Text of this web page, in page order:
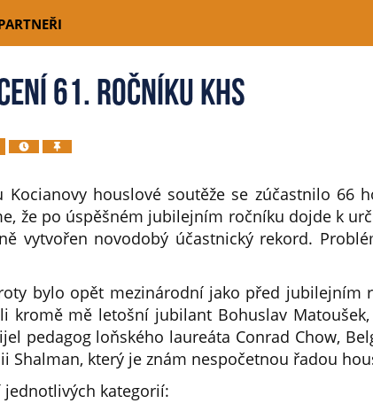
61. ročníku KHS
Kocianovy houslové soutěže se zúčastnilo 66
že po úspěšném jubilejním ročníku dojde k
vytvořen novodobý účastnický rekord.
bylo opět mezinárodní jako před
kromě mě letošní jubilant Bohuslav
pedagog loňského laureáta Conrad Chow,
Shalman, který je znám nespočetnou řadou
jednotlivých kategorií: